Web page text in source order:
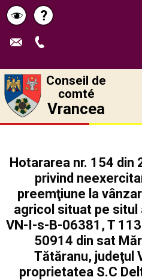
Schimbă
contrastul
Pagina
de
?
Conseil de
comté
Vrancea
Hotararea nr. 154 din
privind
preemţiune la
agricol situat pe
VN-I-s-B-06381, T
50914 din sat
Tătăranu, judeţul
proprietatea S.C